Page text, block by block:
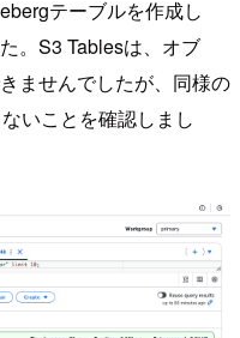
テーブルを作成し
。S3 Tablesは、オブ
ませんでしたが、同様の
いことを確認しまし